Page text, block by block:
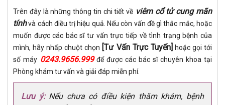
Trên đây là những thông tin chi tiết về viêm cổ tử cung mãn
tínhvà cách điều trị hiệu quả. Nếu còn vấn đề gì thắc mắc, hoặc
muốn được các bác sĩ tư vấn trực tiếp về tình trạng bệnh của
mình, hãy nhấp chuột chọn [Tư Vấn Trực Tuyến] hoặc gọi tới
số máy 0243.9656.999để được các bác sĩ chuyên khoa tại
Phòng khám tư vấn và giải đáp miễn phí.
Lưu ý:Nếu chưa có điều kiện thăm khám, bệnh